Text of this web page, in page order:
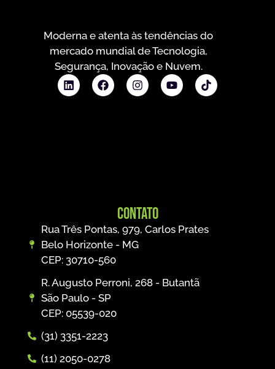
Moderna e atenta às tendências do
mercado mundial de Tecnologia,
Segurança, Inovação e Nuvem.
Contato
Rua Três Pontas, 979, Carlos Prates
Belo Horizonte - MG
CEP: 30710-560
R. Augusto Perroni, 268 - Butantã
São Paulo - SP
CEP: 05539-020
(31) 3351-2223
(11) 2050-0278